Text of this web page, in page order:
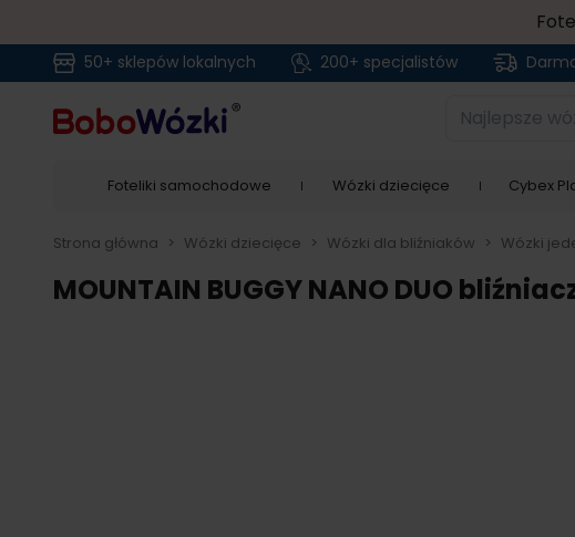
50+ sklepów lokalnych 200+ specjalistów
Najlepsze
Foteliki samochodowe Wózki dziecięce Cybex
Strona główna > Wózki dziecięce > Wózki dla bliźniaków > Wózki
MOUNTAIN BUGGY NANO DUO